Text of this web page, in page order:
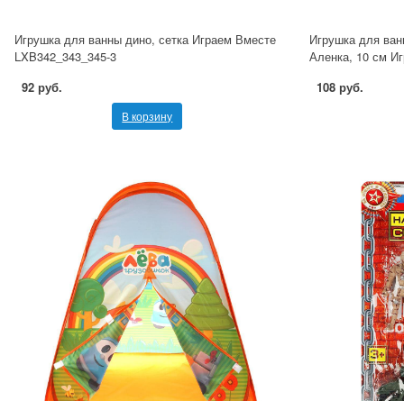
Игрушка для ванны дино, сетка Играем Вместе
LXB342_343_345-3
92 руб.
В корзину
Игрушка для
Аленка, 10 см
108 руб.